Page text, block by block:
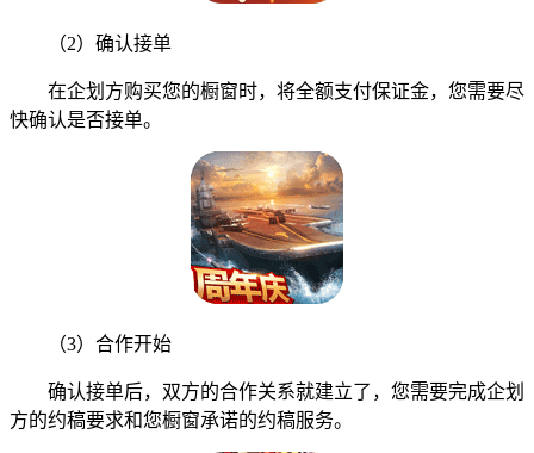
（2）确认接单
在企划方购买您的橱窗时，将全额支付保证金，您需要尽
快确认是否接单。
（3）合作开始
确认接单后，双方的合作关系就建立了，您需要完成企划
方的约稿要求和您橱窗承诺的约稿服务。